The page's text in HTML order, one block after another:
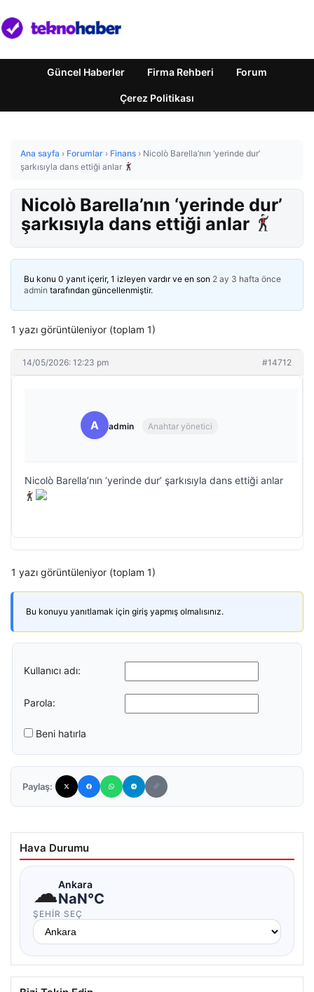
Güncel Haberler Firma Rehberi Forum
Çerez Politikası
Ana sayfa › Forumlar › Finans › Nicolò Barella’nın ‘yerinde dur’
şarkısıyla dans ettiği anlar
Nicolò Barella’nın ‘yerinde dur’
şarkısıyla dans ettiği anlar
Bu konu 0 yanıt içerir, 1 izleyen vardır ve en son 2 ay 3 hafta önce
admin tarafından güncellenmiştir.
1 yazı görüntüleniyor (toplam 1)
14/05/2026: 12:23 pm #14712
A admin Anahtar yönetici
Nicolò Barella’nın ‘yerinde dur’ şarkısıyla dans ettiği anlar
1 yazı görüntüleniyor (toplam 1)
Bu konuyu yanıtlamak için giriş yapmış olmalısınız.
Kullanıcı adı:
Parola:
Beni hatırla
Paylaş:
Hava Durumu
☁Ankara
NaN°C
ŞEHIR SEÇ